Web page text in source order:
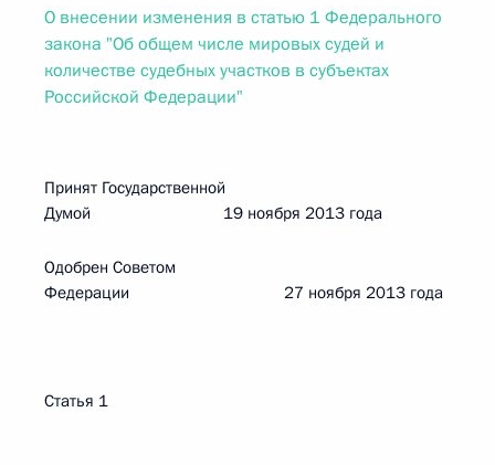
О внесении изменения в статью 1 Федерального
закона "Об общем числе мировых судей и
количестве судебных участков в субъектах
Российской Федерации"
Принят Государственной
Думой 19 ноября 2013 года
Одобрен Советом
Федерации 27 ноября 2013 года
Статья 1